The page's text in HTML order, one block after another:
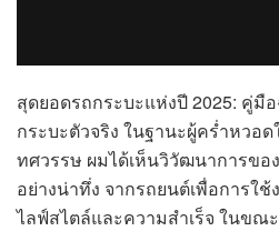
สุดยอดรถกระบะแห่งปี 2025: คู่
กระบะตัวจริง ในฐานะผู้คร่ำหวอ
ทศวรรษ ผมได้เห็นวิวัฒนาการขอ
อย่างน่าทึ่ง จากรถยนต์เพื่อการ
ไลฟ์สไตล์และความสำเร็จ ในขณ